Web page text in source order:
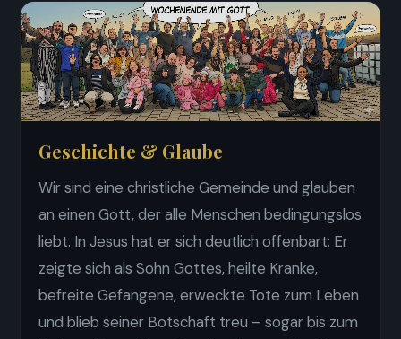
Geschichte & Glaube
Wir sind eine christliche Gemeinde und glauben
an einen Gott, der alle Menschen bedingungslos
liebt. In Jesus hat er sich deutlich offenbart: Er
zeigte sich als Sohn Gottes, heilte Kranke,
befreite Gefangene, erweckte Tote zum Leben
und blieb seiner Botschaft treu – sogar bis zum